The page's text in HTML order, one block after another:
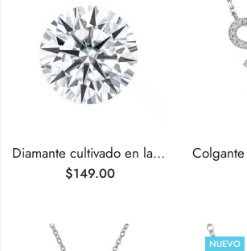
Diamante cultivado en laboratorio de talla redonda E VVS1 de 0,56 ct
$149.00
NUEVO